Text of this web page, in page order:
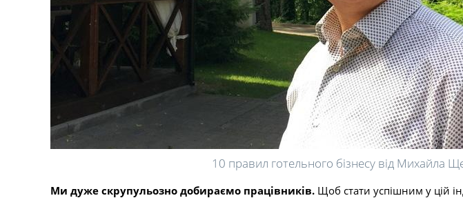
10 правил готельного бізнесу від Михайла
Ми дуже скрупульозно добираємо працівників. Щоб стати успішним у цій